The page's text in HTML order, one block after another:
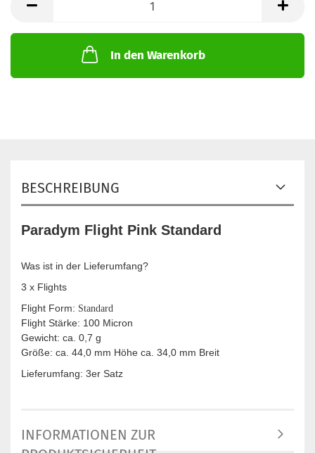
In den Warenkorb
BESCHREIBUNG
Paradym Flight Pink Standard
Was ist in der Lieferumfang?
3 x Flights
Flight Form: Standard
Flight Stärke: 100 Micron
Gewicht: ca. 0,7 g
Größe: ca. 44,0 mm Höhe ca. 34,0 mm Breit
Lieferumfang: 3er Satz
INFORMATIONEN ZUR